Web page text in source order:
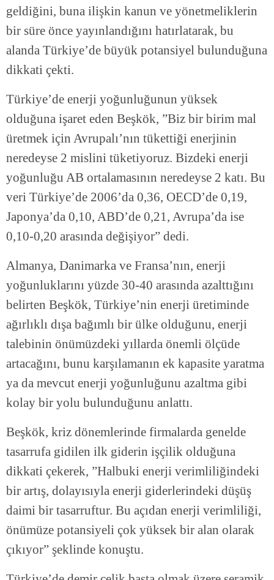
geldiğini, buna ilişkin kanun ve yönetmeliklerin
bir süre önce yayınlandığını hatırlatarak, bu
alanda Türkiye’de büyük potansiyel bulunduğuna
dikkati çekti.
Türkiye’de enerji yoğunluğunun yüksek
olduğuna işaret eden Beşkök, ”Biz bir birim mal
üretmek için Avrupalı’nın tükettiği enerjinin
neredeyse 2 mislini tüketiyoruz. Bizdeki enerji
yoğunluğu AB ortalamasının neredeyse 2 katı. Bu
veri Türkiye’de 2006’da 0,36, OECD’de 0,19,
Japonya’da 0,10, ABD’de 0,21, Avrupa’da ise
0,10-0,20 arasında değişiyor” dedi.
Almanya, Danimarka ve Fransa’nın, enerji
yoğunluklarını yüzde 30-40 arasında azalttığını
belirten Beşkök, Türkiye’nin enerji üretiminde
ağırlıklı dışa bağımlı bir ülke olduğunu, enerji
talebinin önümüzdeki yıllarda önemli ölçüde
artacağını, bunu karşılamanın ek kapasite yaratma
ya da mevcut enerji yoğunluğunu azaltma gibi
kolay bir yolu bulunduğunu anlattı.
Beşkök, kriz dönemlerinde firmalarda genelde
tasarrufa gidilen ilk giderin işçilik olduğuna
dikkati çekerek, ”Halbuki enerji verimliliğindeki
bir artış, dolayısıyla enerji giderlerindeki düşüş
daimi bir tasarruftur. Bu açıdan enerji verimliliği,
önümüze potansiyeli çok yüksek bir alan olarak
çıkıyor” şeklinde konuştu.